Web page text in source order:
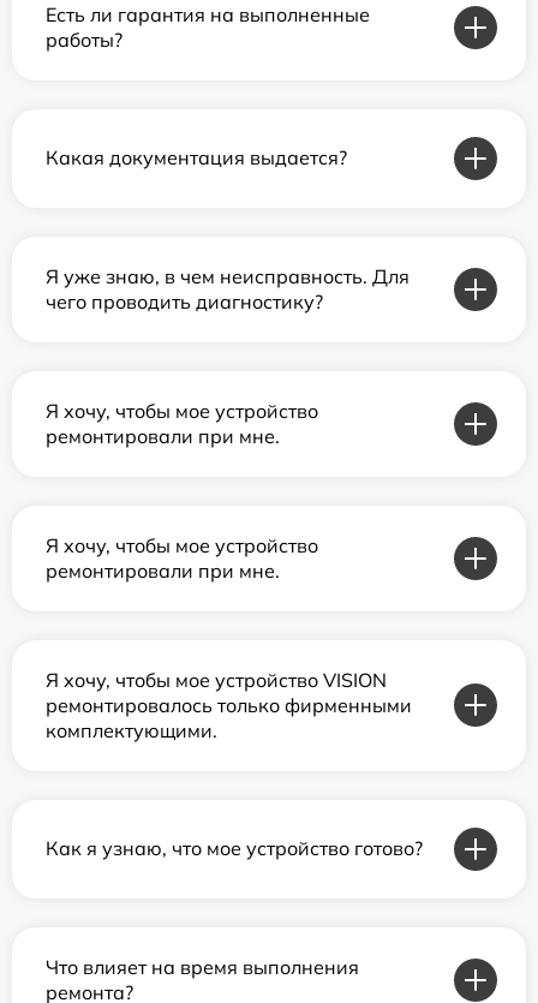
Есть ли гарантия на выполненные
работы?
Какая документация выдается?
Я уже знаю, в чем неисправность. Для
чего проводить диагностику?
Я хочу, чтобы мое устройство
ремонтировали при мне.
Я хочу, чтобы мое устройство
ремонтировали при мне.
Я хочу, чтобы мое устройство VISION
ремонтировалось только фирменными
комплектующими.
Как я узнаю, что мое устройство готово?
Что влияет на время выполнения
ремонта?